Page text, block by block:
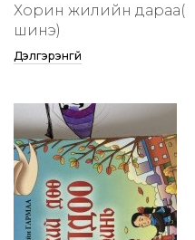
Хорин жилийн дараа(
шинэ)
Дэлгэрэнгүй